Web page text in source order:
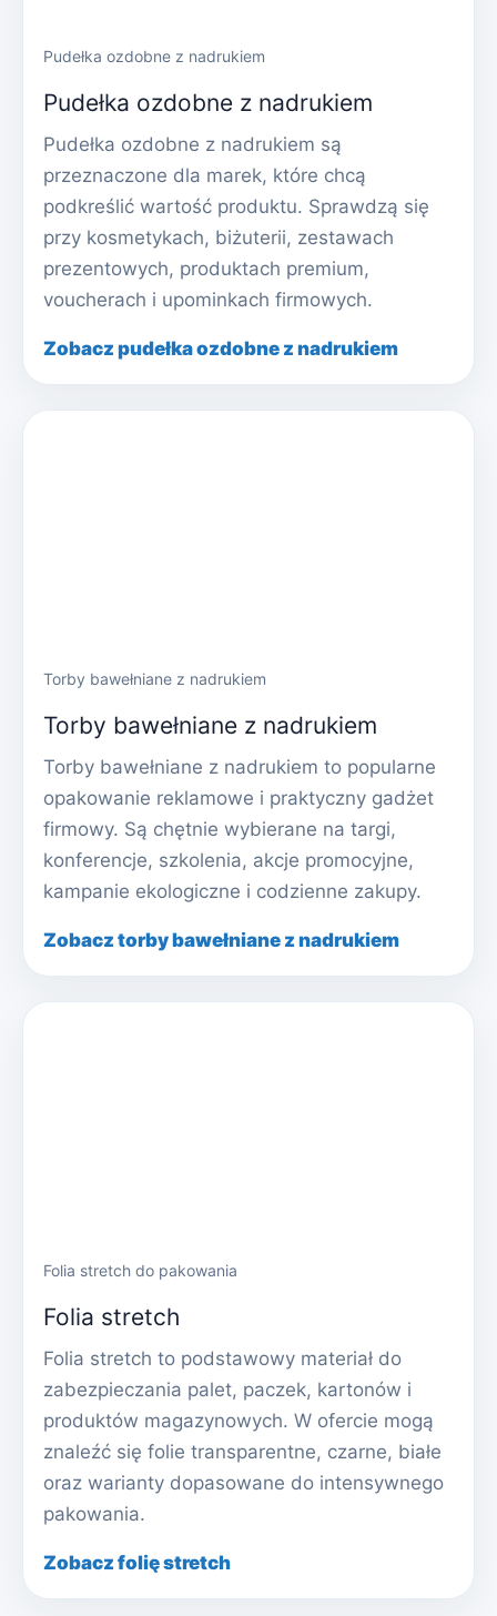
Pudełka ozdobne z nadrukiem
Pudełka ozdobne z nadrukiem
Pudełka ozdobne z nadrukiem są
przeznaczone dla marek, które chcą
podkreślić wartość produktu. Sprawdzą się
przy kosmetykach, biżuterii, zestawach
prezentowych, produktach premium,
voucherach i upominkach firmowych.
Zobacz pudełka ozdobne z nadrukiem
Torby bawełniane z nadrukiem
Torby bawełniane z nadrukiem
Torby bawełniane z nadrukiem to popularne
opakowanie reklamowe i praktyczny gadżet
firmowy. Są chętnie wybierane na targi,
konferencje, szkolenia, akcje promocyjne,
kampanie ekologiczne i codzienne zakupy.
Zobacz torby bawełniane z nadrukiem
Folia stretch do pakowania
Folia stretch
Folia stretch to podstawowy materiał do
zabezpieczania palet, paczek, kartonów i
produktów magazynowych. W ofercie mogą
znaleźć się folie transparentne, czarne, białe
oraz warianty dopasowane do intensywnego
pakowania.
Zobacz folię stretch